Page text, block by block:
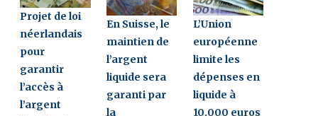
Projet de loi
néerlandais
pour
garantir
l’accès à
l’argent
En Suisse, le
maintien de
l’argent
liquide sera
garanti par
la
L’Union
européenne
limite les
dépenses en
liquide à
10.000 euros